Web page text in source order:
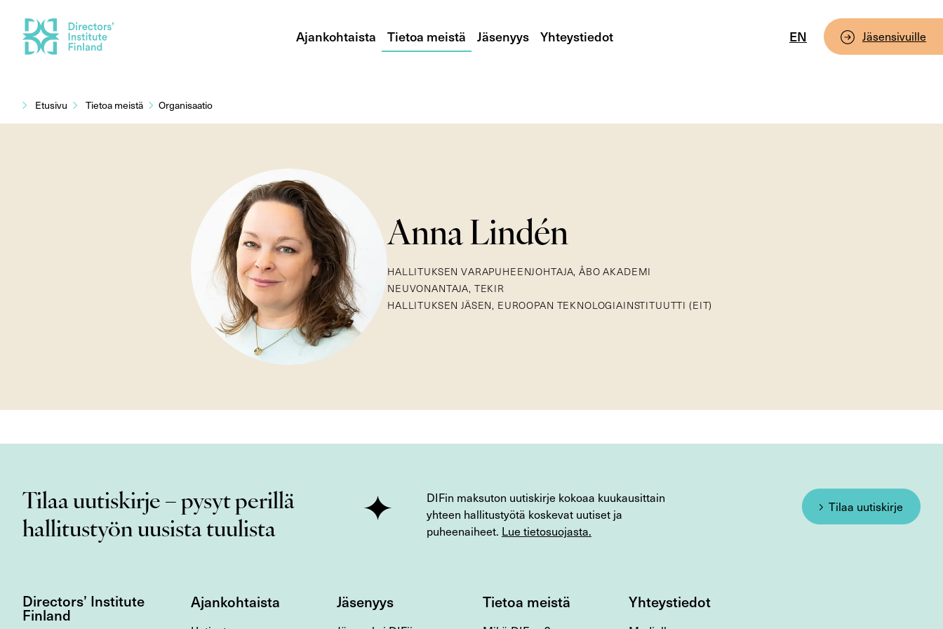
sisältöön
Ajankohtaista Tietoa meistä Jäsenyys Yhteystiedot EN Jäsensivuille
Etusivu Tietoa meistä Organisaatio
Anna Lindén
HALLITUKSEN VARAPUHEENJOHTAJA, ÅBO AKADEMI
NEUVONANTAJA, TEKIR
HALLITUKSEN JÄSEN, EUROOPAN TEKNOLOGIAINSTITUUTTI (EIT)
Tilaa uutiskirje – pysyt perillä
hallitustyön uusista tuulista
DIFin maksuton uutiskirje kokoaa kuukausittain
yhteen hallitustyötä koskevat uutiset ja
puheenaiheet. Lue tietosuojasta.
Tilaa uutiskirje
Directors’ Institute
Finland
Ajankohtaista Jäsenyys Tietoa meistä Yhteystiedot